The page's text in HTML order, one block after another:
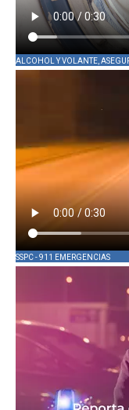
ALCOHOL Y VOLANTE,
SSPC - 911 EMERGENCIAS